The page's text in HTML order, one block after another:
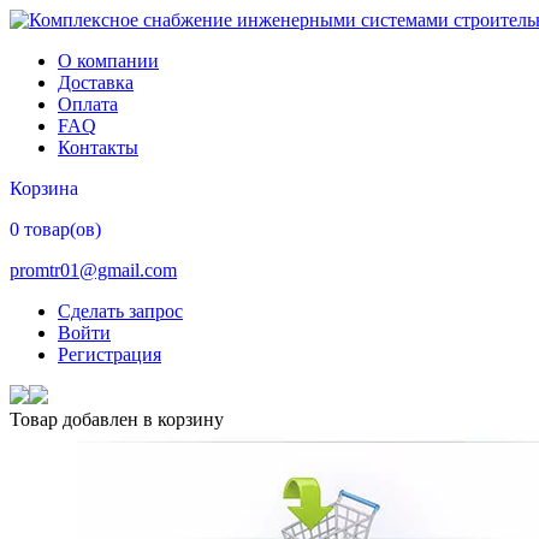
О компании
Доставка
Оплата
FAQ
Контакты
Корзина
0 товар(ов)
promtr01@gmail.com
Сделать запрос
Войти
Регистрация
Товар добавлен в корзину